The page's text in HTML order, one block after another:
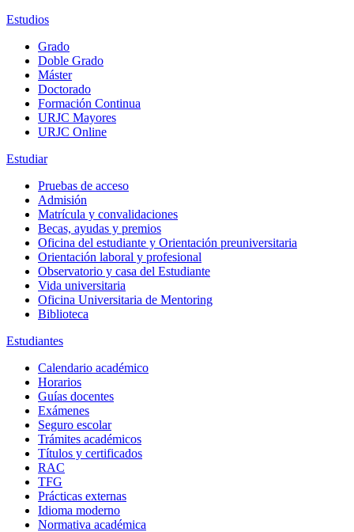
Estudios
Grado
Doble Grado
Máster
Doctorado
Formación Continua
URJC Mayores
URJC Online
Estudiar
Pruebas de acceso
Admisión
Matrícula y convalidaciones
Becas, ayudas y premios
Oficina del estudiante y Orientación preuniversitaria
Orientación laboral y profesional
Observatorio y casa del Estudiante
Vida universitaria
Oficina Universitaria de Mentoring
Biblioteca
Estudiantes
Calendario académico
Horarios
Guías docentes
Exámenes
Seguro escolar
Trámites académicos
Títulos y certificados
RAC
TFG
Prácticas externas
Idioma moderno
Normativa académica